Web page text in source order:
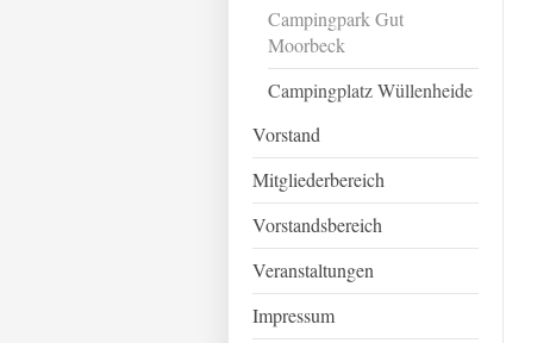
Campingpark Gut
Moorbeck
Campingplatz Wüllenheide
Vorstand
Mitgliederbereich
Vorstandsbereich
Veranstaltungen
Impressum